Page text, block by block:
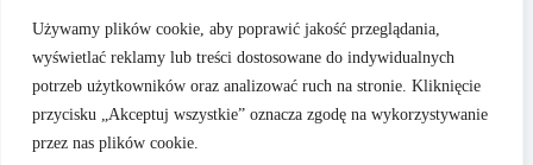
Używamy plików cookie, aby poprawić jakość przeglądania,
wyświetlać reklamy lub treści dostosowane do indywidualnych
potrzeb użytkowników oraz analizować ruch na stronie. Kliknięcie
przycisku „Akceptuj wszystkie” oznacza zgodę na wykorzystywanie
przez nas plików cookie.
porad oraz inspiracji, które wspierają czytelników w
tworzeniu funkcjonalnych i estetycznych przestrzeni
życiowych.